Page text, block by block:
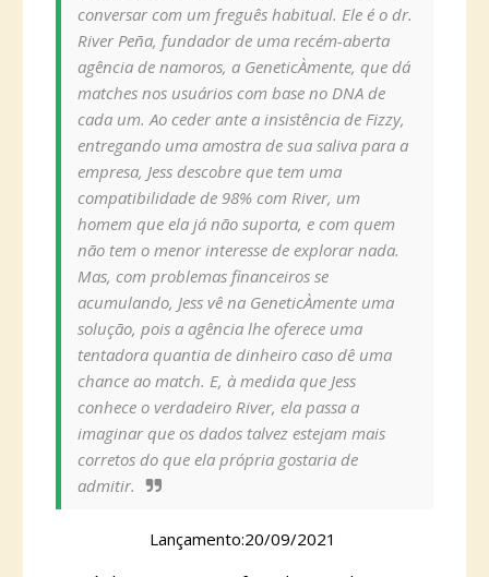
conversar com um freguês habitual. Ele é o dr.
River Peña, fundador de uma recém-aberta
agência de namoros, a GeneticÀmente, que dá
matches nos usuários com base no DNA de
cada um. Ao ceder ante a insistência de Fizzy,
entregando uma amostra de sua saliva para a
empresa, Jess descobre que tem uma
compatibilidade de 98% com River, um
homem que ela já não suporta, e com quem
não tem o menor interesse de explorar nada.
Mas, com problemas financeiros se
acumulando, Jess vê na GeneticÀmente uma
solução, pois a agência lhe oferece uma
tentadora quantia de dinheiro caso dê uma
chance ao match. E, à medida que Jess
conhece o verdadeiro River, ela passa a
imaginar que os dados talvez estejam mais
corretos do que ela própria gostaria de
admitir.
Lançamento:20/09/2021